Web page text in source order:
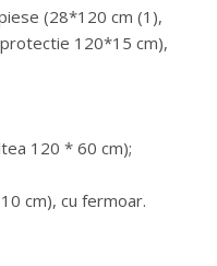
(28*120 cm (1),
120*15 cm),
120 * 60 cm);
cm), cu fermoar.